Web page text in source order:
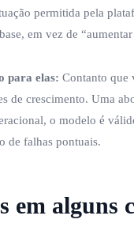
permitida pela
em vez de
para elas: Contanto que
de crescimento. Uma
o modelo é
de falhas pontuais.
em alguns